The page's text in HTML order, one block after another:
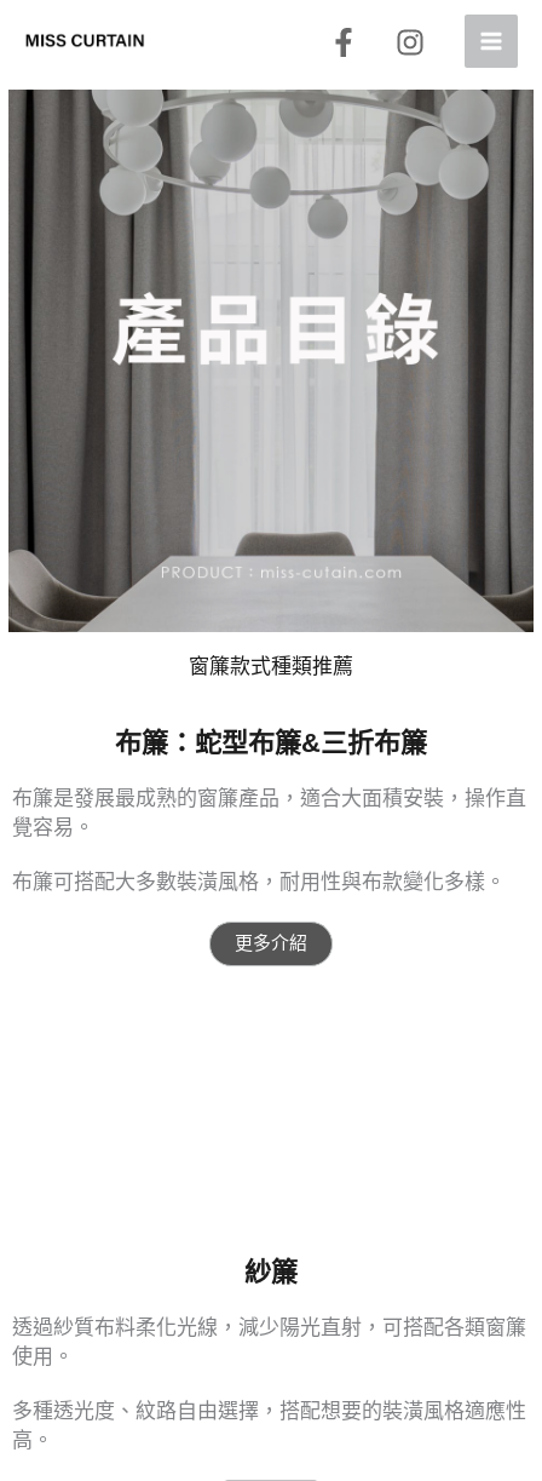
窗簾款式種類推薦
布簾：蛇型布簾&三折布簾
布簾是發展最成熟的窗簾產品，適合大面積安裝，操作直
覺容易。
布簾可搭配大多數裝潢風格，耐用性與布款變化多樣。
更多介紹
紗簾
透過紗質布料柔化光線，減少陽光直射，可搭配各類窗簾
使用。
多種透光度、紋路自由選擇，搭配想要的裝潢風格適應性
高。